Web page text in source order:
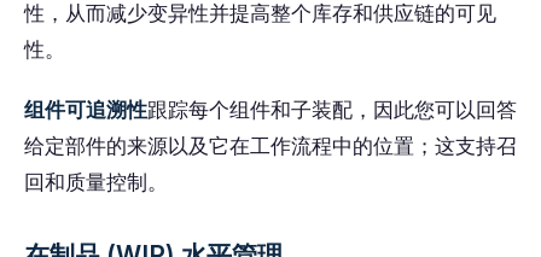
性，从而减少变异性并提高整个库存和供应链的可见
性。
组件可追溯性跟踪每个组件和子装配，因此您可以回答
给定部件的来源以及它在工作流程中的位置；这支持召
回和质量控制。